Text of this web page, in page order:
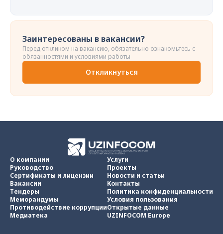
Заинтересованы в вакансии?
Перед откликом на вакансию, обязательно ознакомьтесь с
обязанностями и условиями работы
Откликнуться
О компании
Руководство
Сертификаты и лицензии
Вакансии
Тендеры
Меморандумы
Противодействие коррупции
Медиатека
Услуги
Проекты
Новости и статьи
Контакты
Политика конфиденциальности
Условия пользования
Открытые данные
UZINFOCOM Europe